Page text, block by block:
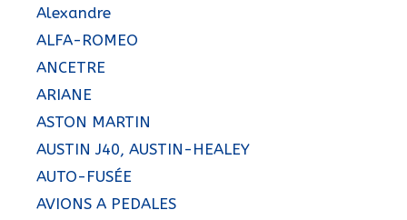
Alexandre
ALFA-ROMEO
ANCETRE
ARIANE
ASTON MARTIN
AUSTIN J40, AUSTIN-HEALEY
AUTO-FUSÉE
AVIONS A PEDALES